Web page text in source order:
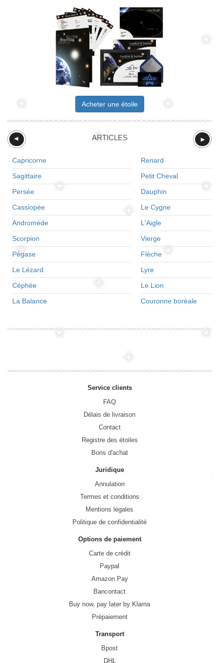
Acheter une étoile
ARTICLES ►
►
Capricorne
Sagittaire
Persée
Cassiopée
Andromède
Scorpion
Pégase
Le Lézard
Céphée
La Balance
Renard
Petit Cheval
Dauphin
Le Cygne
L'Aigle
Vierge
Flèche
Lyre
Le Lion
Couronne boréale
Service clients
FAQ
Délais de livraison
Contact
Registre des étoiles
Bons d'achat
Juridique
Annulation
Termes et conditions
Mentions légales
Politique de confidentialité
Options de paiement
Carte de crédit
Paypal
Amazon Pay
Bancontact
Buy now, pay later by Klarna
Prépaiement
Transport
Bpost
DHL